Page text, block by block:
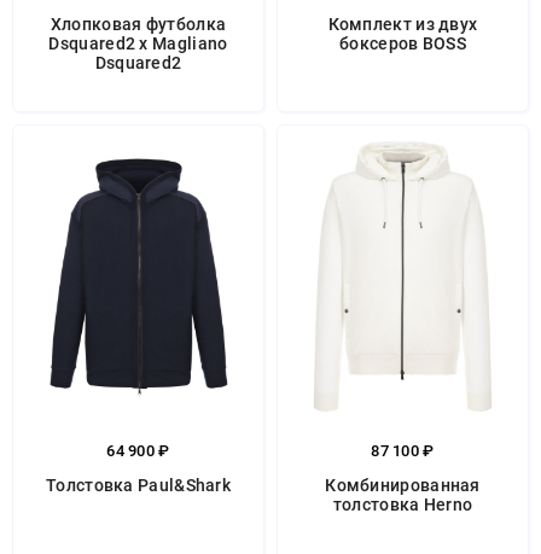
Хлопковая футболка
Dsquared2 x Magliano
Dsquared2
Комплект из двух
боксеров BOSS
64 900 ₽
Толстовка Paul&Shark
87 100 ₽
Комбинированная
толстовка Herno